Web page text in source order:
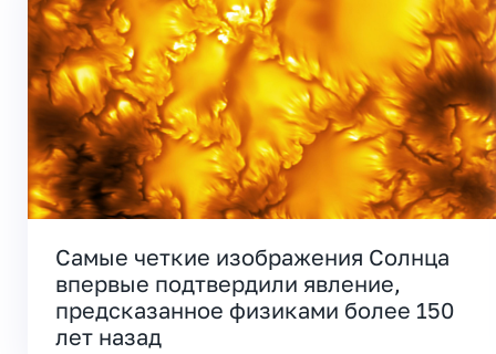
Самые четкие изображения Солнца
впервые подтвердили явление,
предсказанное физиками более 150
лет назад